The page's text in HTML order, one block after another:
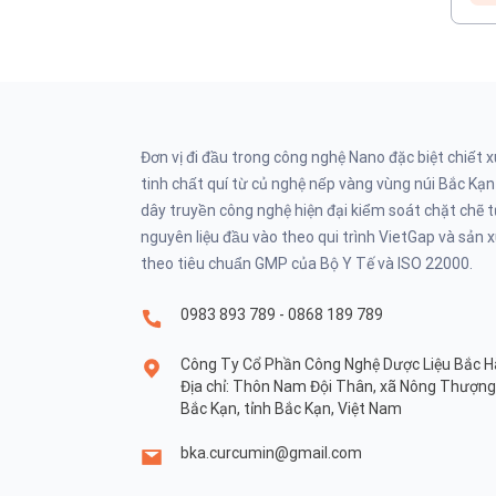
Đơn vị đi đầu trong công nghệ Nano đặc biệt chiết
tinh chất quí từ củ nghệ nếp vàng vùng núi Bắc
dây truyền công nghệ hiện đại kiểm soát chặt chẽ
nguyên liệu đầu vào theo qui trình VietGap và sản
theo tiêu chuẩn GMP của Bộ Y Tế và ISO 22000.
0983 893 789 - 0868 189 789
Công Ty Cổ Phần Công Nghệ Dược Liệu Bắc
Địa chỉ: Thôn Nam Đội Thân, xã Nông
Bắc Kạn, tỉnh Bắc Kạn, Việt Nam
bka.curcumin@gmail.com